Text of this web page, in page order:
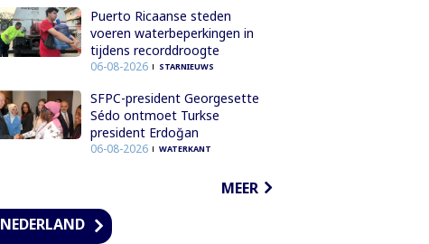
Puerto Ricaanse steden
voeren waterbeperkingen in
tijdens recorddroogte
06-08-2026 STARNIEUWS
SFPC-president Georgesette
Sédo ontmoet Turkse
president Erdoğan
06-08-2026 WATERKANT
MEER
NEDERLAND